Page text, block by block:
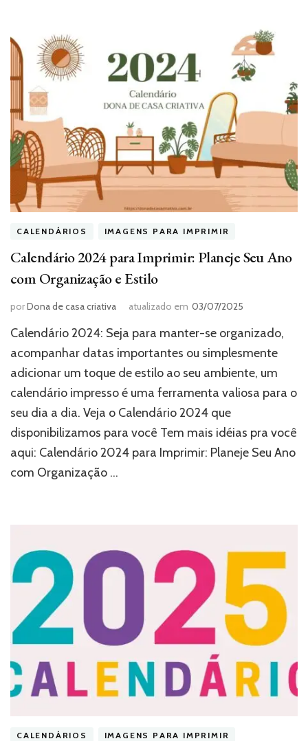
CALENDÁRIOS IMAGENS PARA IMPRIMIR
Calendário 2024 para Imprimir: Planeje Seu Ano
com Organização e Estilo
porDona de casa criativa atualizado em 03/07/2025
Calendário 2024: Seja para manter-se organizado,
acompanhar datas importantes ou simplesmente
adicionar um toque de estilo ao seu ambiente, um
calendário impresso é uma ferramenta valiosa para o
seu dia a dia. Veja o Calendário 2024 que
disponibilizamos para você Tem mais idéias pra você
aqui: Calendário 2024 para Imprimir: Planeje Seu Ano
com Organização …
CALENDÁRIOS IMAGENS PARA IMPRIMIR